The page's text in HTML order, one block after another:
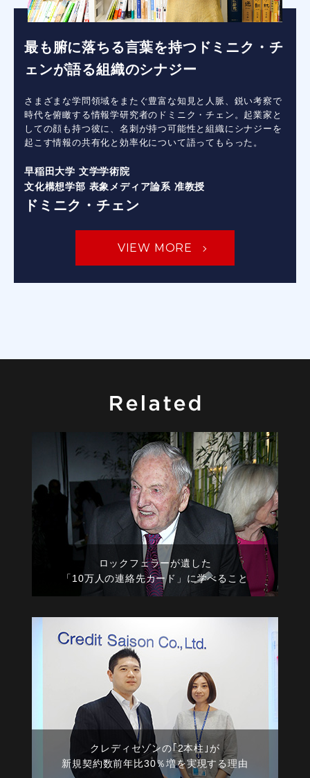
最も腑に落ちる言葉を持つドミニク・チ
ェンが語る組織のシナジー
さまざまな学問領域をまたぐ豊富な知見と人脈、鋭い考察で
時代を俯瞰する情報学研究者のドミニク・チェン。起業家と
しての顔も持つ彼に、名刺が持つ可能性と組織にシナジーを
起こす情報の共有化と効率化について語ってもらった。
早稲田大学 文学学術院
文化構想学部 表象メディア論系 准教授
ドミニク・チェン
VIEW MORE
ロックフェラーが遺した
「10万人の連絡先カード」に学べること
クレディセゾンの｢2本柱｣が
新規契約数前年比30％増を実現する理由